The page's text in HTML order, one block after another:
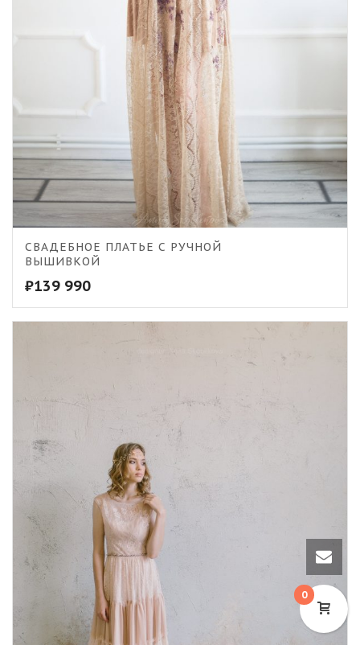
СВАДЕБНОЕ ПЛАТЬЕ С РУЧНОЙ
ВЫШИВКОЙ
₽139 990
0